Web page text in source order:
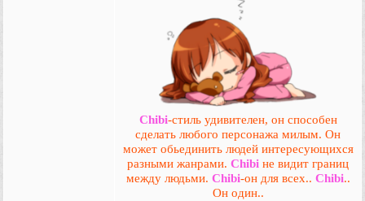
Chibi-стиль удивителен, он способен
сделать любого персонажа милым. Он
может обьединить людей интересующихся
разными жанрами. Chibi не видит границ
между людьми. Chibi-он для всех.. Chibi..
Он один..